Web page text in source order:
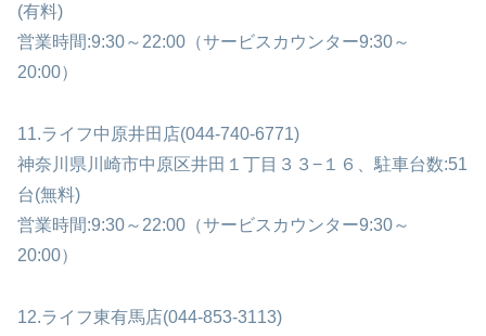
(有料)
営業時間:9:30～22:00（サービスカウンター9:30～
20:00）
11.ライフ中原井田店(044-740-6771)
神奈川県川崎市中原区井田１丁目３３−１６、駐車台数:51
台(無料)
営業時間:9:30～22:00（サービスカウンター9:30～
20:00）
12.ライフ東有馬店(044-853-3113)